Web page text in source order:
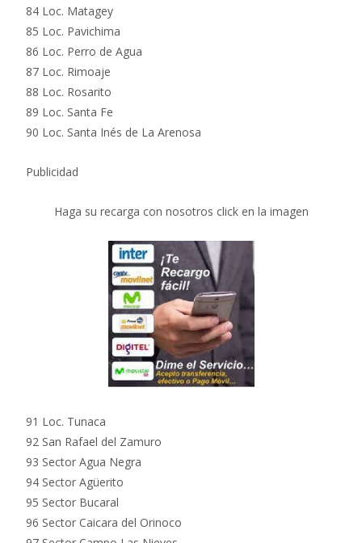
84 Loc. Matagey
85 Loc. Pavichima
86 Loc. Perro de Agua
87 Loc. Rimoaje
88 Loc. Rosarito
89 Loc. Santa Fe
90 Loc. Santa Inés de La Arenosa
Publicidad
Haga su recarga con nosotros click en la imagen
91 Loc. Tunaca
92 San Rafael del Zamuro
93 Sector Agua Negra
94 Sector Agüerito
95 Sector Bucaral
96 Sector Caicara del Orinoco